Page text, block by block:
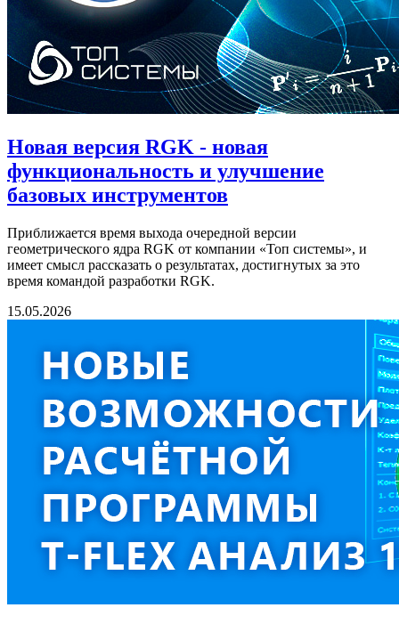
Новая версия RGK - новая
функциональность и улучшение
базовых инструментов
Приближается время выхода очередной версии
геометрического ядра RGK от компании «Топ системы», и
имеет смысл рассказать о результатах, достигнутых за это
время командой разработки RGK.
15.05.2026